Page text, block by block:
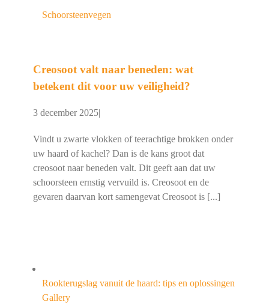
Schoorsteenvegen
Creosoot valt naar beneden: wat
betekent dit voor uw veiligheid?
3 december 2025|
Vindt u zwarte vlokken of teerachtige brokken onder
uw haard of kachel? Dan is de kans groot dat
creosoot naar beneden valt. Dit geeft aan dat uw
schoorsteen ernstig vervuild is. Creosoot en de
gevaren daarvan kort samengevat Creosoot is [...]
Rookterugslag vanuit de haard: tips en oplossingen
Gallery